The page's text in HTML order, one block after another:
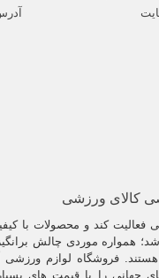
کالای ورزشی
کند و محصولات با
همواره موردی چالش
فروشگاه لوازم ورزشی
جهانی را با قیمت های